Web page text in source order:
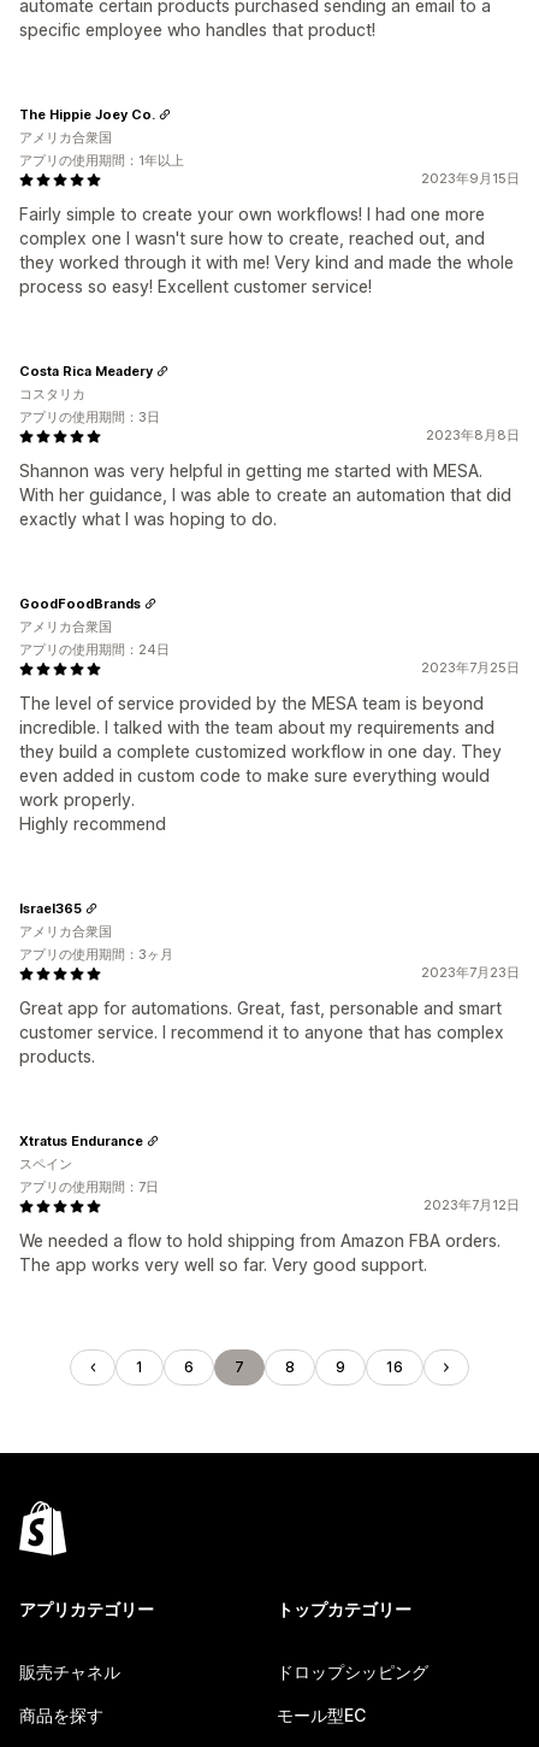
automate certain products purchased sending an email to a
specific employee who handles that product!
2023年9月15日
Fairly simple to create your own workflows! I had one more
complex one I wasn't sure how to create, reached out, and
they worked through it with me! Very kind and made the whole
process so easy! Excellent customer service!
The Hippie Joey Co.
アメリカ合衆国
アプリの使用期間：1年以上
2023年8月8日
Shannon was very helpful in getting me started with MESA.
With her guidance, I was able to create an automation that did
exactly what I was hoping to do.
Costa Rica Meadery
コスタリカ
アプリの使用期間：3日
2023年7月25日
The level of service provided by the MESA team is beyond
incredible. I talked with the team about my requirements and
they build a complete customized workflow in one day. They
even added in custom code to make sure everything would
work properly.
Highly recommend
GoodFoodBrands
アメリカ合衆国
アプリの使用期間：24日
2023年7月23日
Great app for automations. Great, fast, personable and smart
customer service. I recommend it to anyone that has complex
products.
Israel365
アメリカ合衆国
アプリの使用期間：3ヶ月
2023年7月12日
We needed a flow to hold shipping from Amazon FBA orders.
The app works very well so far. Very good support.
Xtratus Endurance
スペイン
アプリの使用期間：7日
1 6 7 8 9 16
アプリカテゴリー
販売チャネル
商品を探す
トップカテゴリー
ドロップシッピング
モール型EC